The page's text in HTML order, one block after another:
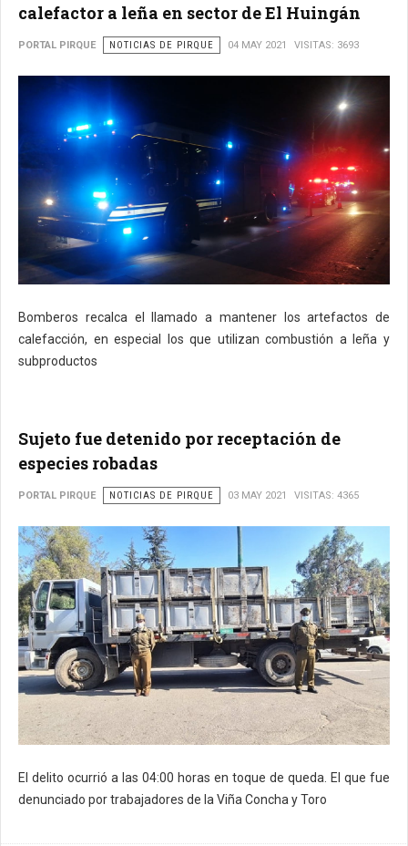
calefactor a leña en sector de El Huingán
PORTAL PIRQUE NOTICIAS DE PIRQUE 04 MAY 2021 VISITAS: 3693
Bomberos recalca el llamado a mantener los artefactos de
calefacción, en especial los que utilizan combustión a leña y
subproductos
Sujeto fue detenido por receptación de
especies robadas
PORTAL PIRQUE NOTICIAS DE PIRQUE 03 MAY 2021 VISITAS: 4365
El delito ocurrió a las 04:00 horas en toque de queda. El que fue
denunciado por trabajadores de la Viña Concha y Toro